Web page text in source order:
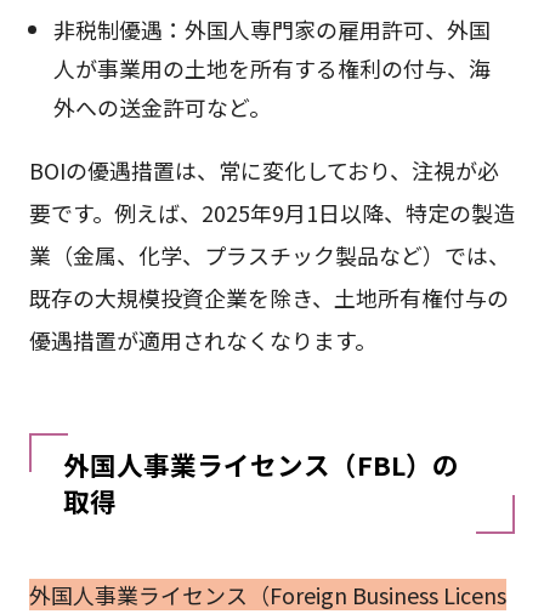
非税制優遇：外国人専門家の雇用許可、外国
人が事業用の土地を所有する権利の付与、海
外への送金許可など。
BOIの優遇措置は、常に変化しており、注視が必
要です。例えば、2025年9月1日以降、特定の製造
業（金属、化学、プラスチック製品など）では、
既存の大規模投資企業を除き、土地所有権付与の
優遇措置が適用されなくなります。
外国人事業ライセンス（FBL）の
取得
外国人事業ライセンス（Foreign Business Licens